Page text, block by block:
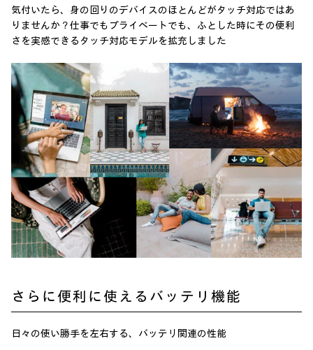
気付いたら、身の回りのデバイスのほとんどがタッチ対応ではあ
りませんか？仕事でもプライベートでも、 ふとした時にその便利
さを実感できる タッチ対応モデルを拡充しました
さらに便利に使えるバッテリ機能
日々の使い勝手を左右する、バッテリ関連の性能